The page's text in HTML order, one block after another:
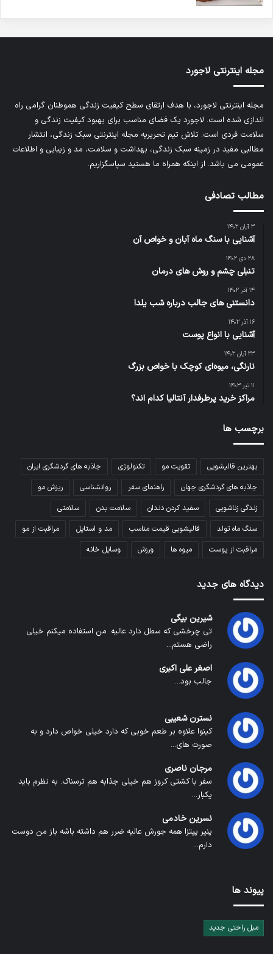
مجله اینترنتی لاجورد
مجله اینترنتی لاجورد، با هدف ارتقای سطح کیفیت زندگی هموطنان گرامی راه
اندازی شده است. لاجورد یک فضای مناسب برای بهبود کیفیت زندگی و
سلامت فردی است. تلاش تیم تحریریه مجله اینترنتی سبک زندگی، انتشار
مطالبی مفید در زمینه سبک زندگی، بهداشت و سلامت، مد و زیبایی و اطلاعات
عمومی می باشد. از اینکه همراه ما هستید سپاسگزاریم.
مطالب تصادفی
۳ آبان ۱۴۰۲
آشنایی با سنگ ماه آبان و خواص آن
۲۸ دی ۱۴۰۲
تنبلی چشم و روش های درمان
۱۴ آذر ۱۴۰۲
دانستنی های جالب درباره شب یلدا
۱۶ آذر ۱۴۰۲
آشنایی با انواع پوست
۲۳ آبان ۱۴۰۲
نارنگی، میوه‌ای کوچک با خواص بزرگ
۱۱ تیر ۱۴۰۳
مراکز خرید پرطرفدار آنتالیا کدام اند؟
برچسب ها
بهترین قالیشویی تقویت مو تکنولوژی
جاذبه های گردشگری ایران
جاذبه های گردشگری جهان
راهنمای سفر روانشناسی
ریزش مو
زندگی زناشویی
سفید کردن دندان سلامت بدن
سلامتی
سنگ ماه تولد
قالیشویی قیمت مناسب مد و استایل
مراقبت از مو
مراقبت از پوست
میوه ها ورزش وسایل خانه
دیدگاه های جدید
شیرین بیگی
تی چرخشی که سطل دارد عالیه. من استفاده میکنم خیلی
راضی هستم...
اصغر علی اکبری
جالب بود...
نسترن شعیبی
کینوا علاوه بر طعم خوبی که دارد خیلی خواص دارد و به
صورت های...
مرجان ناصری
سفر با کشتی کروز هم خیلی جذابه هم ترسناک. به نظرم باید
یکبار...
نسرین خادمی
پنیر پیتزا همه جورش عالیه ضرر هم داشته باشه باز من دوست
دارم...
پیوند ها
مبل راحتی جدید